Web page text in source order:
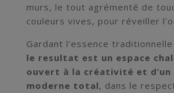
murs, le tout agrémenté de
couleurs vives, pour réveiller
Gardant l’essence
le resultat est un espace
ouvert à la créativité et
moderne total, dans le